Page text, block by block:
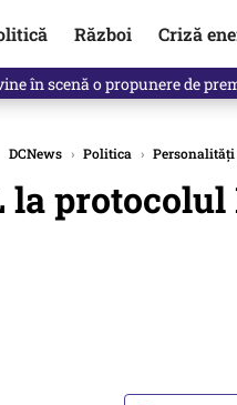
Război Criză
explodată în Bulgaria,
DCNews › Politica ›
la